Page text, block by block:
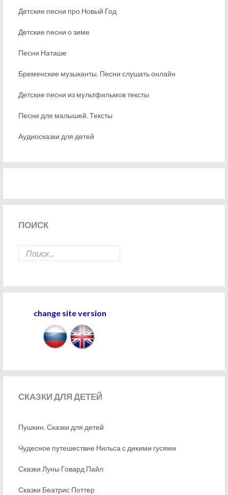
Детские песни про Новый Год
Детские песни о зиме
Песни Наташе
Бременские музыканты. Песни слушать онлайн
Детские песни из мультфильмов тексты
Песни для малышей. Тексты
Аудиосказки для детей
ПОИСК
change site version
СКАЗКИДЛЯ ДЕТЕЙ
Пушкин. Сказки для детей
Чудесное путешествие Нильса с дикими гусями
Сказки Луны Говард Пайл
Сказки Беатрис Поттер